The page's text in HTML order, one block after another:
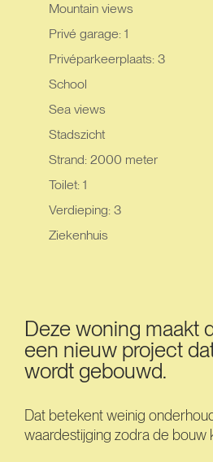
Mountain views
Privé garage: 1
Privéparkeerplaats: 3
School
Sea views
Stadszicht
Strand: 2000 meter
Toilet: 1
Verdieping: 3
Ziekenhuis
Deze woning maakt
een nieuw project
wordt gebouwd.
Dat betekent weinig
waardestijging zodra de bouw